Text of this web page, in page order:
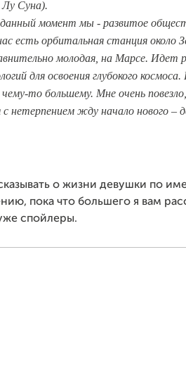
Лу Суна).
момент мы - развитое
есть орбитальная станция около
молодая, на Марсе. Идет
для освоения глубокого
то большему. Мне очень
с нетерпением жду начало нового –
о жизни девушки по
пока что большего я вам
спойлеры.